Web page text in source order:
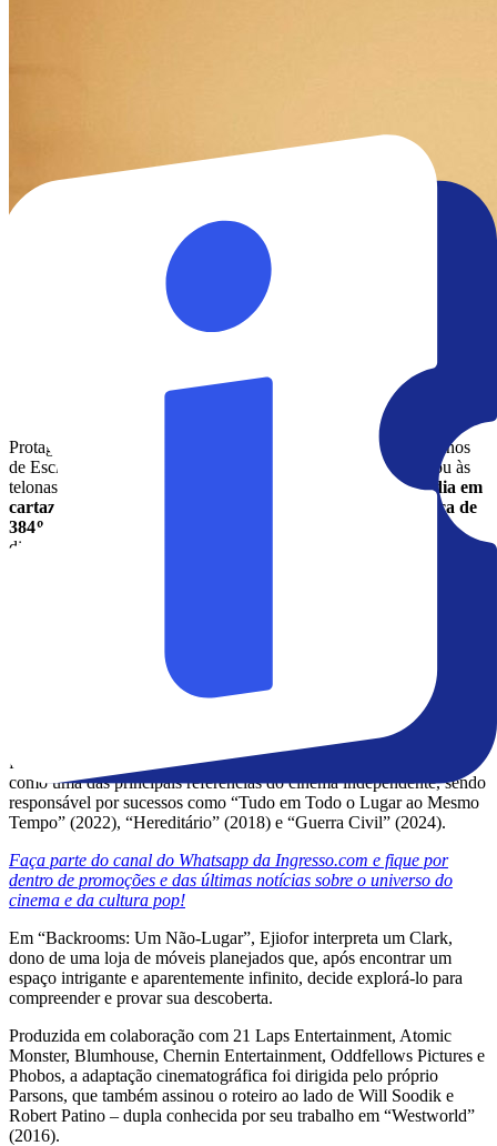
Protagonizado pelo indicado ao Oscar Chiwetel Ejiofor (‘12 Anos
de Escravidão’), o terror “
Backrooms: Um Não-Lugar” chegou às
telonas na última semana fazendo história:
em seu primeiro dia em
cartaz
faturou cerca de
384% de seu orçamento
divulgados pela revista Variety, o filme, que custou
milhões acumulados em bilheteria.
Os feitos evidenciam a força do universo intrigante idealizado por
Kane Parsons em um curta-metragem viral publicado no YouTube,
além da capacidade da A24 de transformar conceitos originais em
fenômenos de público. Ao longo dos anos, o estúdio se consolidou
como uma das principais referências do cinema independente, sendo
responsável por sucessos como “Tudo em Todo o Lugar ao Mesmo
Tempo” (2022), “Hereditário” (2018) e “Guerra Civil” (2024).
Faça parte do canal do Whatsapp da Ingresso.com e fique por
dentro de promoções e das últimas notícias sobre o universo do
cinema e da cultura pop!
Em “Backrooms: Um Não-Lugar”, Ejiofor interpreta um Clark,
dono de uma loja de móveis planejados que, após encontrar um
espaço intrigante e aparentemente infinito, decide explorá-lo para
compreender e provar sua descoberta.
Produzida em colaboração com 21 Laps Entertainment, Atomic
Monster, Blumhouse, Chernin Entertainment, Oddfellows Pictures e
Phobos, a adaptação cinematográfica foi dirigida pelo próprio
Parsons, que também assinou o roteiro ao lado de Will Soodik e
Robert Patino – dupla conhecida por seu trabalho em “Westworld”
(2016).